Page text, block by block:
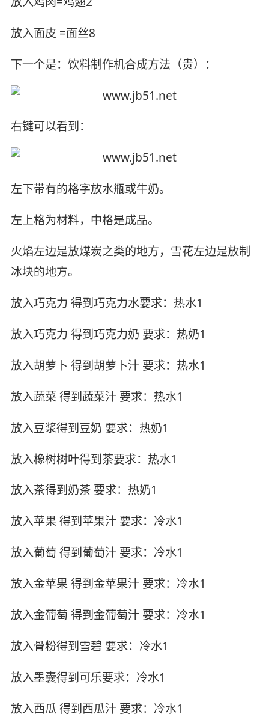
放入面皮 =面丝8
下一个是：饮料制作机合成方法（贵）：
右键可以看到：
左下带有的格字放水瓶或牛奶。
左上格为材料，中格是成品。
火焰左边是放煤炭之类的地方，雪花左边是放制
冰块的地方。
放入巧克力 得到巧克力水要求：热水1
放入巧克力 得到巧克力奶 要求：热奶1
放入胡萝卜 得到胡萝卜汁 要求：热水1
放入蔬菜 得到蔬菜汁 要求：热水1
放入豆浆得到豆奶 要求：热奶1
放入橡树树叶得到茶要求：热水1
放入茶得到奶茶 要求：热奶1
放入苹果 得到苹果汁 要求：冷水1
放入葡萄 得到葡萄汁 要求：冷水1
放入金苹果 得到金苹果汁 要求：冷水1
放入金葡萄 得到金葡萄汁 要求：冷水1
放入骨粉得到雪碧 要求：冷水1
放入墨囊得到可乐要求：冷水1
放入西瓜 得到西瓜汁 要求：冷水1